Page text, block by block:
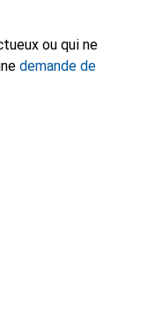
ou qui ne
demande de